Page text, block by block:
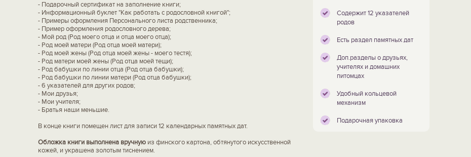
- Подарочный сертификат на заполнение книги;
- Информационный буклет "Как работать с родословной книгой";
- Примеры оформления Персонального листа родственника;
- Пример оформления родословного дерева;
- Мой род (Род моего отца и отца моего отца);
- Род моей матери (Род отца моей матери);
- Род моей жены (Род отца моей жены - моего тестя);
- Род матери моей жены (Род отца моей тещи);
- Род бабушки по линии отца (Род отца бабушки);
- Род бабушки по линии матери (Род отца бабушки);
- 6 указателей для других родов;
- Мои друзья;
- Мои учителя;
- Братья наши меньшие.
В конце книги помещен лист для записи 12 календарных памятных дат.
Обложка книги выполнена вручнуюиз финского картона, обтянутого искусственной
кожей, и украшена золотым тиснением.
Содержит 12 указателей
родов
Есть раздел памятных дат
Доп.разделы о друзьях,
учителях и домашних
питомцах
Удобный кольцевой
механизм
Подарочная упаковка